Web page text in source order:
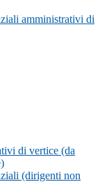
amministrativi di
di vertice (da
(dirigenti non